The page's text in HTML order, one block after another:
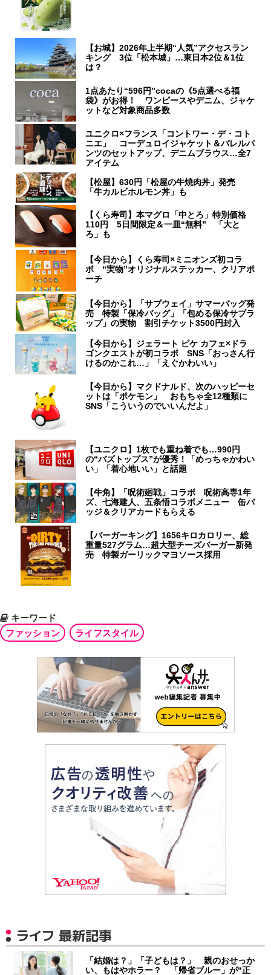
【お城】2026年上半期“人気”アクセスラン
キング 3位「松本城」…東日本2位＆1位
は？
1点あたり“596円”cocaの《5点選べる福
袋》がお得！ ワンピースやデニム、ジャケ
ットなど対象商品多数
ユニクロ×フランス「コントワー・デ・コト
ニエ」 コーデュロイジャケット＆バレルパ
ンツのセットアップ、デニムブラウス…全7
アイテム
【松屋】630円「松屋の牛焼肉丼」発売
「牛カルビホルモン丼」も
【くら寿司】本マグロ「中とろ」特別価格
110円 5日間限定＆一皿“無料” 「大と
ろ」も
【今日から】くら寿司×ミニオンズ初コラ
ボ “実物”オリジナルステッカー、クリアポ
ーチ
【今日から】「サブウェイ」サマーバッグ発
売 特製「保冷バッグ」「包める保冷サブラ
ップ」の実物 割引チケット3500円封入
【今日から】ジェラート ピケ カフェ×ドラ
ゴンクエストが初コラボ SNS「おっさん行
けるのかこれ…」「えぐかわいい」
【今日から】マクドナルド、次のハッピーセ
ットは「ポケモン」 おもちゃ全12種類に
SNS「こういうのでいいんだよ」
【ユニクロ】1枚でも重ね着でも…990円
の“バズトップス”が優秀！「めっちゃかわい
い」「着心地いい」と話題
【牛角】「呪術廻戦」コラボ 呪術高専1年
ズ、七海建人、五条悟コラボメニュー 缶バ
ッジ＆クリアカードもらえる
【バーガーキング】1656キロカロリー、総
重量527グラム…超大型チーズバーガー新発
売 特製ガーリックマヨソース採用
キーワード
ファッション
ライフスタイル
ライフ 最新記事
「結婚は？」「子どもは？」 親のおせっか
い、もはやホラー？ 「帰省ブルー」が“正